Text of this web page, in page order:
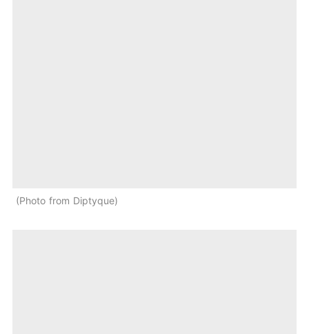
Photo from Diptyque